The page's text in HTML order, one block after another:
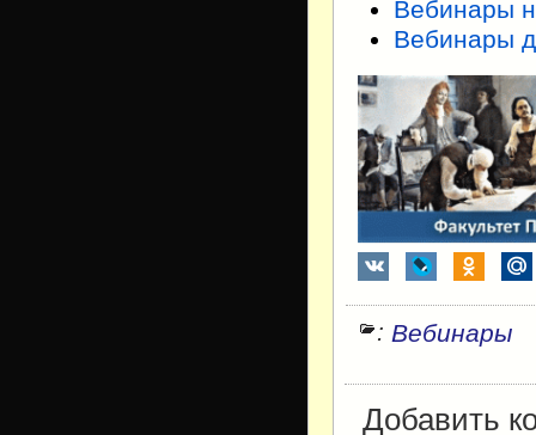
Вебинары
Вебинары
: Вебинары
Добавить